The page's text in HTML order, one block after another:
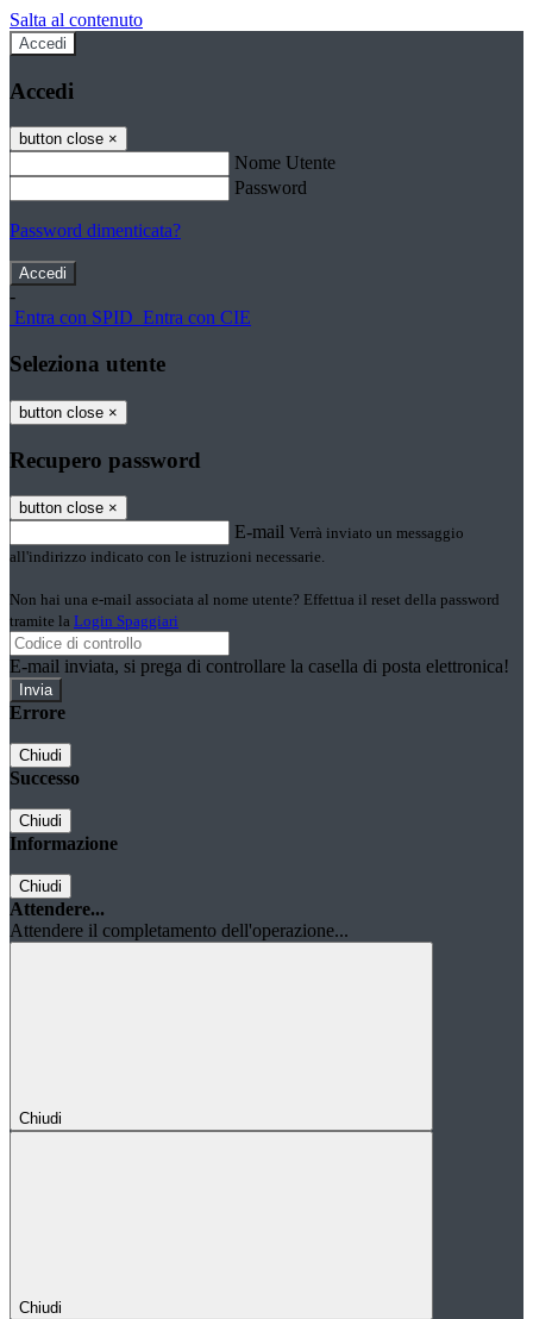
Salta al contenuto
Accedi
Accedi
button close ×
Nome Utente
Password
Password dimenticata?
-
Entra con SPID Entra con CIE
Seleziona utente
button close ×
Recupero password
button close ×
E-mail Verrà inviato un messaggio
all'indirizzo indicato con le istruzioni necessarie.
Non hai una e-mail associata al nome utente? Effettua il reset della password
tramite la Login Spaggiari
E-mail inviata, si prega di controllare la casella di posta elettronica!
Errore
Chiudi
Successo
Chiudi
Informazione
Chiudi
Attendere...
Attendere il completamento dell'operazione...
Chiudi
Chiudi